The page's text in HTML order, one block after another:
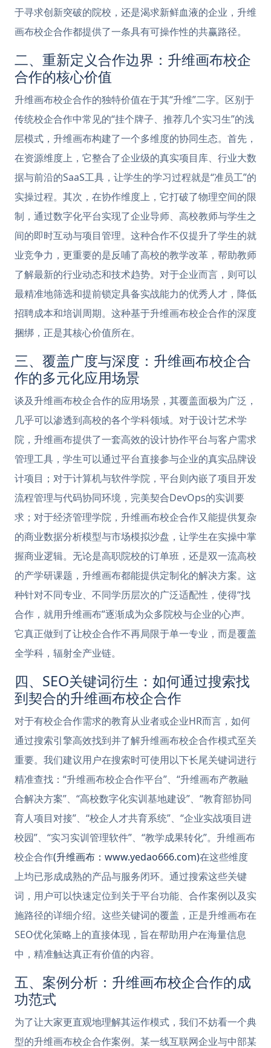
于寻求创新突破的院校，还是渴求新鲜血液的企业，升维
画布校企合作都提供了一条具有可操作性的共赢路径。
二、重新定义合作边界：升维画布校企
合作的核心价值
升维画布校企合作的独特价值在于其“升维”二字。区别于
传统校企合作中常见的“挂个牌子、推荐几个实习生”的浅
层模式，升维画布构建了一个多维度的协同生态。首先，
在资源维度上，它整合了企业级的真实项目库、行业大数
据与前沿的SaaS工具，让学生的学习过程就是“准员工”的
实操过程。其次，在协作维度上，它打破了物理空间的限
制，通过数字化平台实现了企业导师、高校教师与学生之
间的即时互动与项目管理。这种合作不仅提升了学生的就
业竞争力，更重要的是反哺了高校的教学改革，帮助教师
了解最新的行业动态和技术趋势。对于企业而言，则可以
最精准地筛选和提前锁定具备实战能力的优秀人才，降低
招聘成本和培训周期。这种基于升维画布校企合作的深度
捆绑，正是其核心价值所在。
三、覆盖广度与深度：升维画布校企合
作的多元化应用场景
谈及升维画布校企合作的应用场景，其覆盖面极为广泛，
几乎可以渗透到高校的各个学科领域。对于设计艺术学
院，升维画布提供了一套高效的设计协作平台与客户需求
管理工具，学生可以通过平台直接参与企业的真实品牌设
计项目；对于计算机与软件学院，平台则內嵌了项目开发
流程管理与代码协同环境，完美契合DevOps的实训要
求；对于经济管理学院，升维画布校企合作又能提供复杂
的商业数据分析模型与市场模拟沙盘，让学生在实操中掌
握商业逻辑。无论是高职院校的订单班，还是双一流高校
的产学研课题，升维画布都能提供定制化的解决方案。这
种针对不同专业、不同学历层次的广泛适配性，使得“找
合作，就用升维画布”逐渐成为众多院校与企业的心声。
它真正做到了让校企合作不再局限于单一专业，而是覆盖
全学科，辐射全产业链。
四、SEO关键词衍生：如何通过搜索找
到契合的升维画布校企合作
对于有校企合作需求的教育从业者或企业HR而言，如何
通过搜索引擎高效找到并了解升维画布校企合作模式至关
重要。我们建议用户在搜索时可使用以下长尾关键词进行
精准查找：“升维画布校企合作平台”、“升维画布产教融
合解决方案”、“高校数字化实训基地建设”、“教育部协同
育人项目对接”、“校企人才共育系统”、“企业实战项目进
校园”、“实习实训管理软件”、“教学成果转化”。升维画布
校企合作(升维画布：www.yedao666.com)在这些维度
上均已形成成熟的产品与服务闭环。通过搜索这些关键
词，用户可以快速定位到关于平台功能、合作案例以及实
施路径的详细介绍。这些关键词的覆盖，正是升维画布在
SEO优化策略上的直接体现，旨在帮助用户在海量信息
中，精准触达真正有价值的内容。
五、案例分析：升维画布校企合作的成
功范式
为了让大家更直观地理解其运作模式，我们不妨看一个典
型的升维画布校企合作案例。某一线互联网企业与中部某